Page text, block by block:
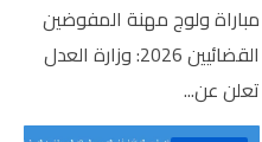
مباراة ولوج مهنة المفوضين
القضائيين 2026: وزارة العدل
تعلن عن...